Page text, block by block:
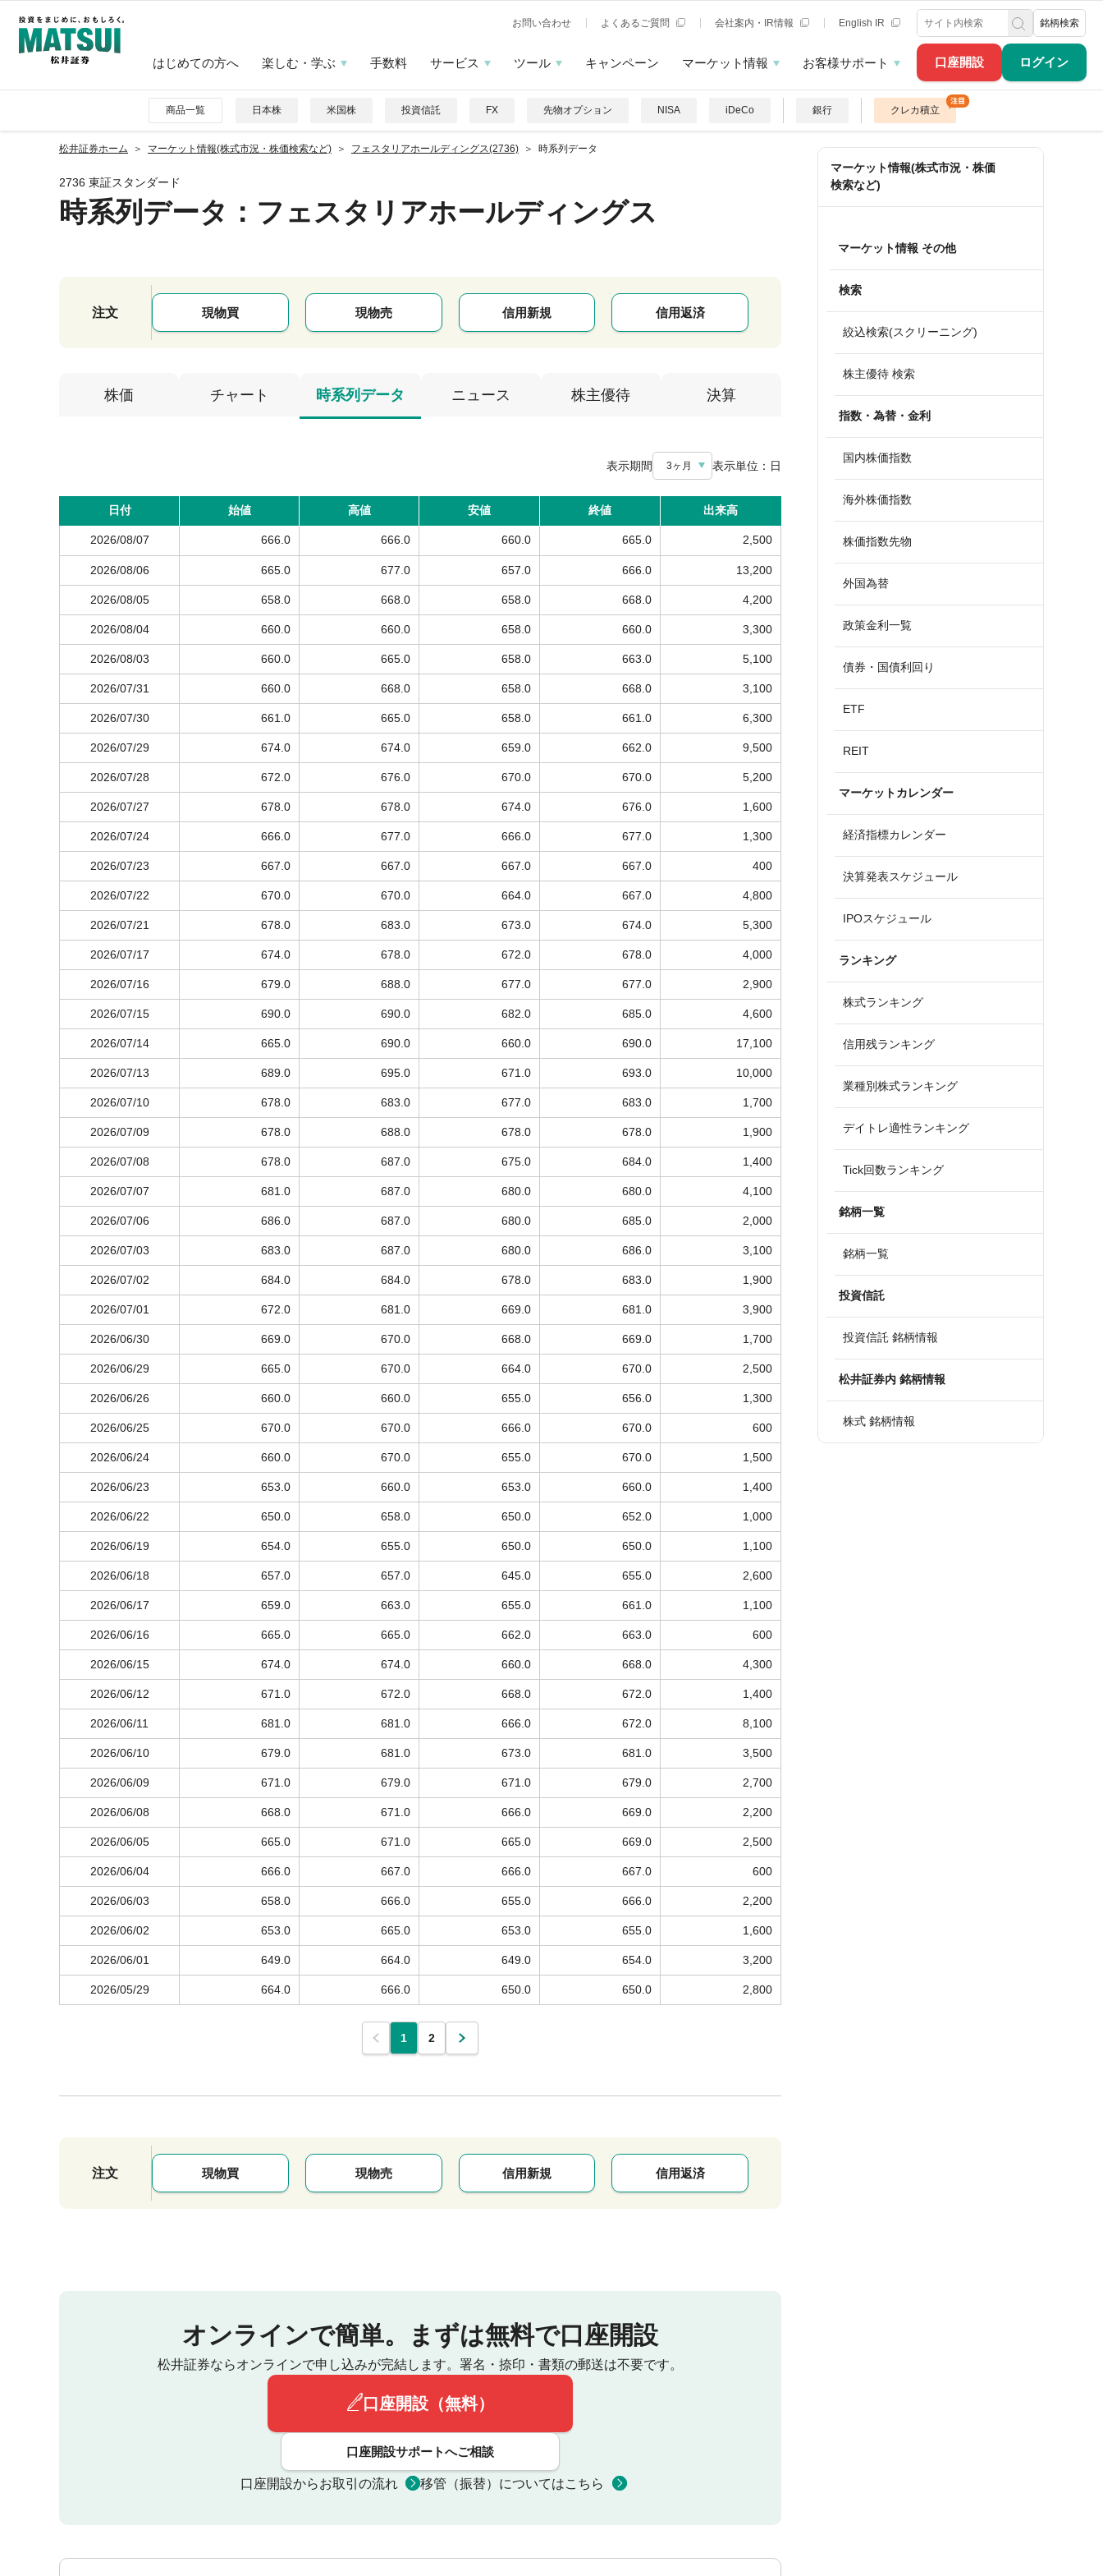
口座開設 ログイン
お問い合わせ よくあるご質問 会社案内・IR情報 English IR 銘柄検索
はじめての方へ 楽しむ・学ぶ 手数料 サービス ツール キャンペーン マーケット情報 お客様サポート
商品一覧 日本株 米国株 投資信託 FX 先物オプション NISA iDeCo 銀行 クレカ積立
松井証券ホーム マーケット情報(株式市況・株価検索など) フェスタリアホールディングス(2736) 時系列データ
2736 東証スタンダード
時系列データ ：フェスタリアホールディングス
注文 現物買 現物売 信用新規 信用返済
株価 チャート 時系列データ ニュース 株主優待 決算
表示期間 3ヶ月 表示単位： 日
日付 始値 高値 安値 終値 出来高
2026/08/07 666.0 666.0 660.0 665.0 2,500
2026/08/06 665.0 677.0 657.0 666.0 13,200
2026/08/05 658.0 668.0 658.0 668.0 4,200
2026/08/04 660.0 660.0 658.0 660.0 3,300
2026/08/03 660.0 665.0 658.0 663.0 5,100
2026/07/31 660.0 668.0 658.0 668.0 3,100
2026/07/30 661.0 665.0 658.0 661.0 6,300
2026/07/29 674.0 674.0 659.0 662.0 9,500
2026/07/28 672.0 676.0 670.0 670.0 5,200
2026/07/27 678.0 678.0 674.0 676.0 1,600
2026/07/24 666.0 677.0 666.0 677.0 1,300
2026/07/23 667.0 667.0 667.0 667.0 400
2026/07/22 670.0 670.0 664.0 667.0 4,800
2026/07/21 678.0 683.0 673.0 674.0 5,300
2026/07/17 674.0 678.0 672.0 678.0 4,000
2026/07/16 679.0 688.0 677.0 677.0 2,900
2026/07/15 690.0 690.0 682.0 685.0 4,600
2026/07/14 665.0 690.0 660.0 690.0 17,100
2026/07/13 689.0 695.0 671.0 693.0 10,000
2026/07/10 678.0 683.0 677.0 683.0 1,700
2026/07/09 678.0 688.0 678.0 678.0 1,900
2026/07/08 678.0 687.0 675.0 684.0 1,400
2026/07/07 681.0 687.0 680.0 680.0 4,100
2026/07/06 686.0 687.0 680.0 685.0 2,000
2026/07/03 683.0 687.0 680.0 686.0 3,100
2026/07/02 684.0 684.0 678.0 683.0 1,900
2026/07/01 672.0 681.0 669.0 681.0 3,900
2026/06/30 669.0 670.0 668.0 669.0 1,700
2026/06/29 665.0 670.0 664.0 670.0 2,500
2026/06/26 660.0 660.0 655.0 656.0 1,300
2026/06/25 670.0 670.0 666.0 670.0 600
2026/06/24 660.0 670.0 655.0 670.0 1,500
2026/06/23 653.0 660.0 653.0 660.0 1,400
2026/06/22 650.0 658.0 650.0 652.0 1,000
2026/06/19 654.0 655.0 650.0 650.0 1,100
2026/06/18 657.0 657.0 645.0 655.0 2,600
2026/06/17 659.0 663.0 655.0 661.0 1,100
2026/06/16 665.0 665.0 662.0 663.0 600
2026/06/15 674.0 674.0 660.0 668.0 4,300
2026/06/12 671.0 672.0 668.0 672.0 1,400
2026/06/11 681.0 681.0 666.0 672.0 8,100
2026/06/10 679.0 681.0 673.0 681.0 3,500
2026/06/09 671.0 679.0 671.0 679.0 2,700
2026/06/08 668.0 671.0 666.0 669.0 2,200
2026/06/05 665.0 671.0 665.0 669.0 2,500
2026/06/04 666.0 667.0 666.0 667.0 600
2026/06/03 658.0 666.0 655.0 666.0 2,200
2026/06/02 653.0 665.0 653.0 655.0 1,600
2026/06/01 649.0 664.0 649.0 654.0 3,200
2026/05/29 664.0 666.0 650.0 650.0 2,800
1 2
注文 現物買 現物売 信用新規 信用返済
オンラインで簡単。 まずは無料で口座開設
松井証券ならオンラインで申し込みが完結します。 署名・捺印・書類の郵送は不要です。
口座開設（無料）
口座開設サポートへご相談
口座開設からお取引の流れ 移管（振替）についてはこちら
マーケット情報(株式市況・株価
検索など)
マーケット情報 その他
検索
絞込検索(スクリーニング)
株主優待 検索
指数・為替・金利
国内株価指数
海外株価指数
株価指数先物
外国為替
政策金利一覧
債券・国債利回り
ETF
REIT
マーケットカレンダー
経済指標カレンダー
決算発表スケジュール
IPOスケジュール
ランキング
株式ランキング
信用残ランキング
業種別株式ランキング
デイトレ適性ランキング
Tick回数ランキング
銘柄一覧
銘柄一覧
投資信託
投資信託 銘柄情報
松井証券内 銘柄情報
株式 銘柄情報